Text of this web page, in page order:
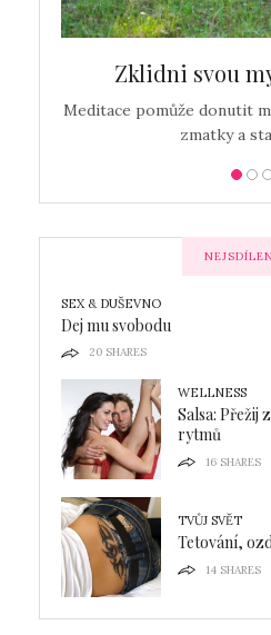
Zklidni svou
Meditace pomůže donutit
zmatky a
SEX & DUŠEVNO
Dej mu svobodu
20 SHARES
WELLNESS
Salsa: Přežij
rytmů
16 SHARES
TVŮJ SVĚT
Tetování,
14 SHARES